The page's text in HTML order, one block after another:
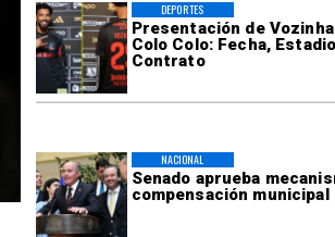
Presentación de
Colo Colo: Fecha,
Contrato
DEPORTES
Senado aprueba
compensación municipal
NACIONAL